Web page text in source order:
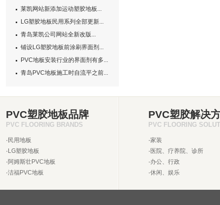
莱凯网站新添加运动塑胶地板...
LG塑胶地板民用系列全部更新...
青岛莱凯公司网站全新改版...
铺设LG塑胶地板前涂刷界面剂...
PVC地板安装行业的界面剂有多...
青岛PVC地板施工时自流平之前...
PVC塑胶地板品牌
PVC FLOORING BRANDS
· 民用地板
· LG塑胶地板
·阿姆斯壮PVC地板
·洁福PVC地板
PVC塑胶解决
PVC FLOORING
·家装
· 医院、疗养院、诊所
·办公、行政
·休闲、娱乐